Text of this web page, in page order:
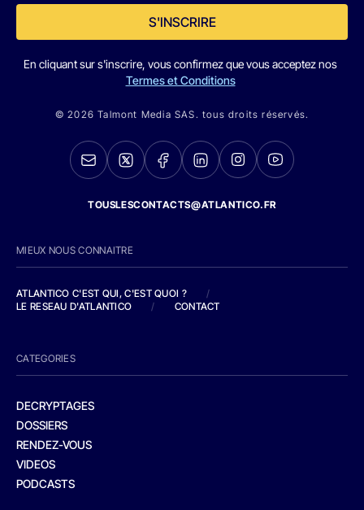
S'INSCRIRE
En cliquant sur s'inscrire, vous confirmez que vous acceptez nos
Termes et Conditions
© 2026 Talmont Media SAS. tous droits réservés.
TOUSLESCONTACTS@ATLANTICO.FR
MIEUX NOUS CONNAITRE
ATLANTICO C'EST QUI, C'EST QUOI ?
/
LE RESEAU D'ATLANTICO
/ CONTACT
CATEGORIES
DECRYPTAGES
DOSSIERS
RENDEZ-VOUS
VIDEOS
PODCASTS